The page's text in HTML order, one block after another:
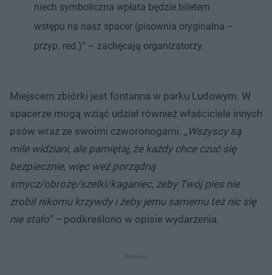
niech symboliczna wpłata będzie biletem
wstępu na nasz spacer (pisownia oryginalna –
przyp. red.)” – zachęcają organizatorzy.
Miejscem zbiórki jest fontanna w parku Ludowym. W
spacerze mogą wziąć udział również właściciele innych
psów wraz ze swoimi czworonogami. „Wszyscy są
mile widziani, ale pamiętaj, że każdy chce czuć się
bezpiecznie, więc weź porządną
smycz/obrożę/szelki/kaganiec, żeby Twój pies nie
zrobił nikomu krzywdy i żeby jemu samemu też nic się
nie stało” – podkreślono w opisie wydarzenia.